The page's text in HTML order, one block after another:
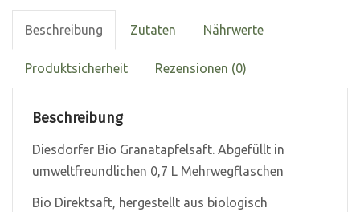
Beschreibung Zutaten Nährwerte
Produktsicherheit Rezensionen (0)
Beschreibung
Diesdorfer Bio Granatapfelsaft. Abgefüllt in
umweltfreundlichen 0,7 L Mehrwegflaschen
Bio Direktsaft, hergestellt aus biologisch